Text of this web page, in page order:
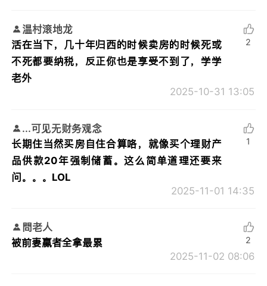
温村滚地龙
活在当下，几十年归西的时候卖房的时候死或
不死都要纳税，反正你也是享受不到了，学学
老外
2025-10-31 13:05
2
...可见无财务观念
长期住当然买房自住合算咯，就像买个理财产
品供款20年强制储蓄。这么简单道理还要来
问。。。LOL
2025-11-01 14:35
1
問老人
被前妻贏者全拿最累
2025-11-02 08:06
2